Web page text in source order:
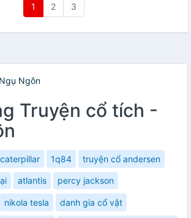
1 2 3
Ngôn
Truyện cổ tích -
1q84 truyện cổ andersen
atlantis percy jackson
nikola tesla danh gia cổ vật